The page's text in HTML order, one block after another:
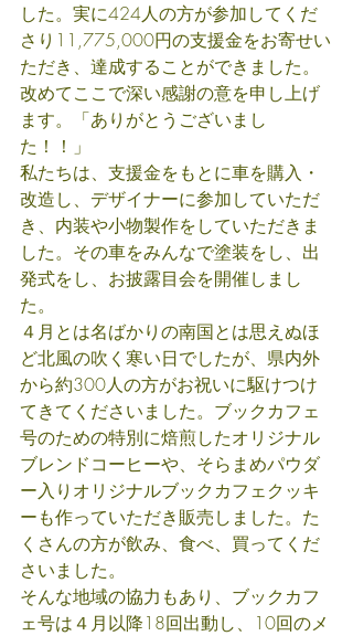
した。実に424人の方が参加してくだ
さり11,775,000円の支援金をお寄せい
ただき、達成することができました。
改めてここで深い感謝の意を申し上げ
ます。「ありがとうございまし
た！！」
私たちは、支援金をもとに車を購入・
改造し、デザイナーに参加していただ
き、内装や小物製作をしていただきま
した。その車をみんなで塗装をし、出
発式をし、お披露目会を開催しまし
た。
４月とは名ばかりの南国とは思えぬほ
ど北風の吹く寒い日でしたが、県内外
から約300人の方がお祝いに駆けつけ
てきてくださいました。ブックカフェ
号のための特別に焙煎したオリジナル
ブレンドコーヒーや、そらまめパウダ
ー入りオリジナルブックカフェクッキ
ーも作っていただき販売しました。た
くさんの方が飲み、食べ、買ってくだ
さいました。
そんな地域の協力もあり、ブックカフ
ェ号は４月以降18回出動し、10回のメ